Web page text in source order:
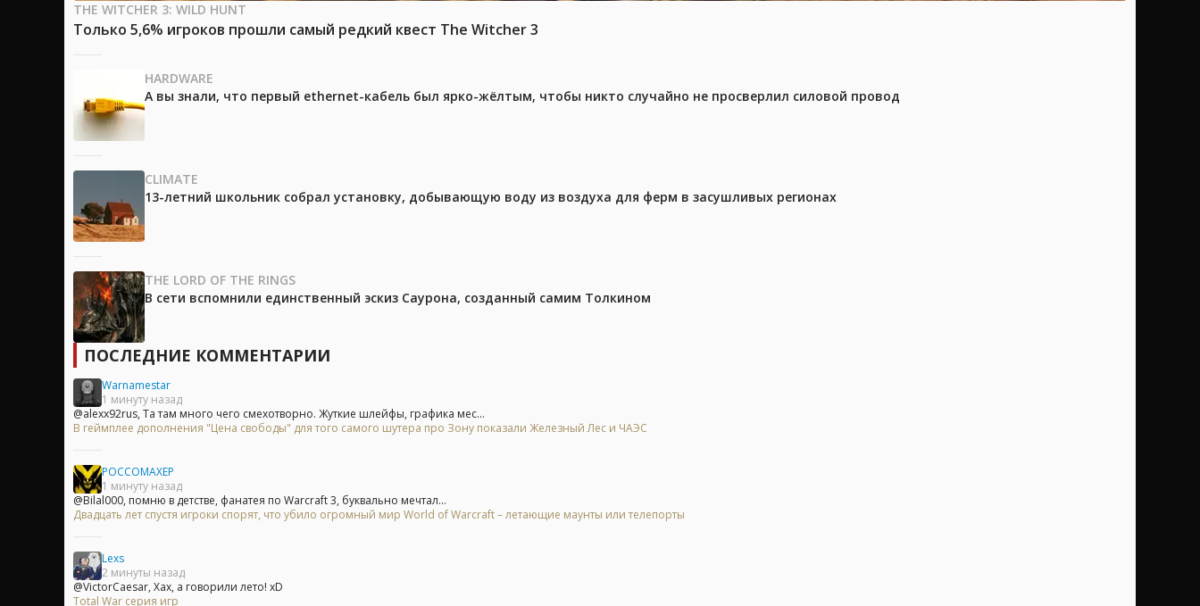
THE WITCHER 3: WILD HUNT
Только 5,6% игроков прошли самый редкий квест The Witcher 3
HARDWARE
А вы знали, что первый ethernet-кабель был ярко-жёлтым, чтобы никто случайно не просверлил силовой провод
CLIMATE
13-летний школьник собрал установку, добывающую воду из воздуха для ферм в засушливых регионах
THE LORD OF THE RINGS
В сети вспомнили единственный эскиз Саурона, созданный самим Толкином
ПОСЛЕДНИЕ КОММЕНТАРИИ
Warnamestar
1 минуту назад
@alexx92rus, Та там много чего смехотворно. Жуткие шлейфы, графика мес...
В геймплее дополнения "Цена свободы" для того самого шутера про Зону показали Железный Лес и ЧАЭС
POCCOMAXEP
1 минуту назад
@Bilal000, помню в детстве, фанатея по Warcraft 3, буквально мечтал...
Двадцать лет спустя игроки спорят, что убило огромный мир World of Warcraft – летающие маунты или телепорты
Lexs
2 минуты назад
@VictorCaesar, Хах, а говорили лето! xD
Total War серия игр